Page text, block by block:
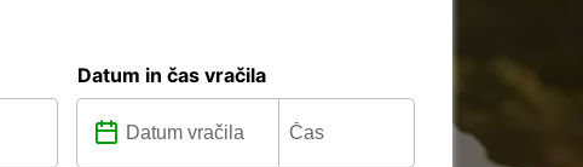
Datum in čas vračila